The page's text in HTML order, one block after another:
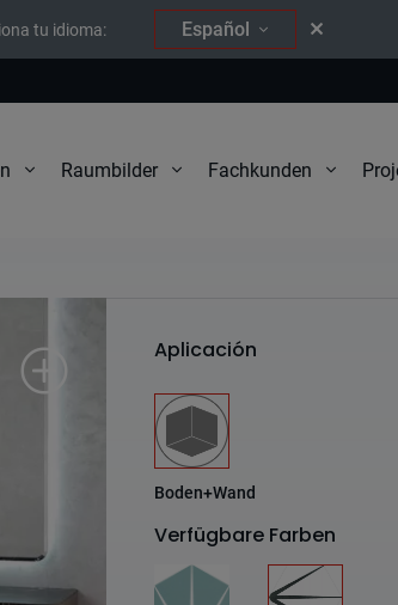
tu idioma: Español
Raumbilder Fachkunden
Aplicación
Boden+Wand
Verfügbare Farben